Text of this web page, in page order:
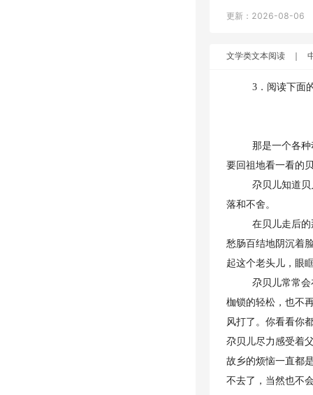
更新：2026-08-06
文学类文本阅读 ｜
3．阅读下面
那是一个各
要回祖地看一看的
尕贝儿知道
落和不舍。
在贝儿走后
愁肠百结地阴沉着
起这个老头儿，眼
尕贝儿常常
枷锁的轻松，也不
风打了。你看看你
尕贝儿尽力感受着
故乡的烦恼一直都
不去了，当然也不